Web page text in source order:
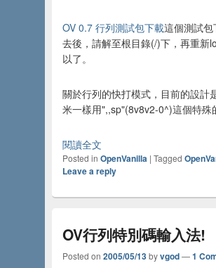
OV 0.7 行列測試包下載這個測試包
去後，請解至根目錄(/)下，再重新
以了。
關於行列的快打模式，目前的設計
米一樣用",,sp"(8v8v2-0^)這個特殊
閱讀全文
Posted in OpenVanilla | Tagged
Leave a reply
OV行列特別碼輸入法!
Posted on 2005/05/13byvgod—1